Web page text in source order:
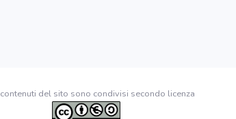
del sito sono condivisi secondo licenza